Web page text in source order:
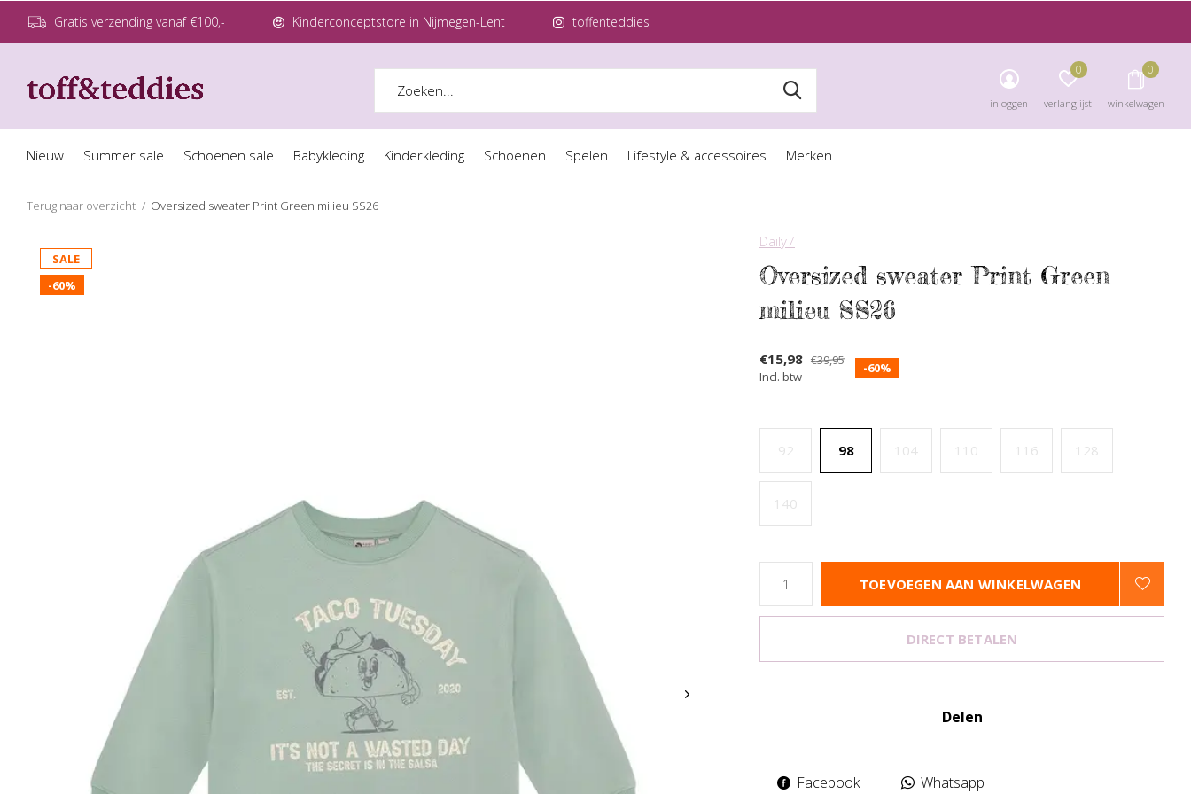
Nieuw Summer sale Schoenen sale Babykleding Kinderkleding Schoenen Spelen Lifestyle & accessoires Merken
inloggen verlanglijst
0
winkelwagen
0
Gratis verzending vanaf €100,- Kinderconceptstore in Nijmegen-Lent toffenteddies
Terug naar overzicht Oversized sweater Print Green milieu SS26
SALE
-60%
Daily7
Oversized sweater Print Green
milieu SS26
€15,98 €39,95
Incl. btw
-60%
92 98 104 110 116 128
140
TOEVOEGEN AAN WINKELWAGEN
DIRECT BETALEN
Delen
Facebook Whatsapp